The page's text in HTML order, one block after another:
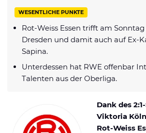
Verantwortungsvolles Spielen
Glücksspiel-Regulierung in Deutschland
Haftungsausschluss
Datenschutzerklärung
Shop News
WESENTLICHE PUNKTE
Rot-Weiss Essen trifft am
Dresden und damit auch auf Ex-
Sapina.
Unterdessen hat RWE offenbar
Talenten aus der Oberliga.
Dank des
Viktoria
Rot-Weiss